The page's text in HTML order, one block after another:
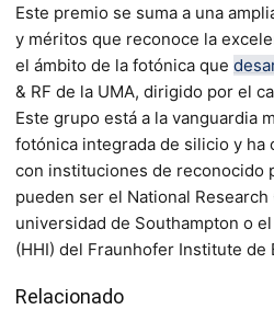
Este premio se suma a una
y méritos que reconoce la
el ámbito de la fotónica que
& RF de la UMA, dirigido por el
Este grupo está a la vanguardia
fotónica integrada de silicio y ha
con instituciones de reconocido
pueden ser el National
universidad de Southampton o
(HHI) del Fraunhofer Institute de
Relacionado